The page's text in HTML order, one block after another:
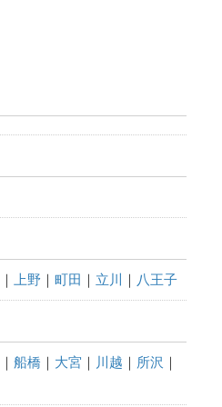
｜ 上野 ｜町田 ｜ 立川 ｜ 八王子
｜船橋 ｜ 大宮 ｜ 川越 ｜ 所沢 ｜